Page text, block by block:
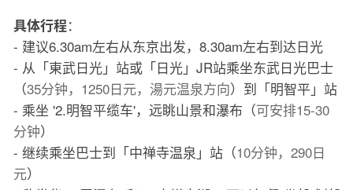
具体行程：
- 建议6.30am左右从东京出发，8.30am左右到达日光
- 从「東武日光」站或「日光」JR站乘坐东武日光巴士
（35分钟，1250日元，湯元温泉方向）到「明智平」站
- 乘坐 '2.明智平缆车'，远眺山景和瀑布（可安排15-30
分钟）
- 继续乘坐巴士到「中禅寺温泉」站（10分钟，290日
元）